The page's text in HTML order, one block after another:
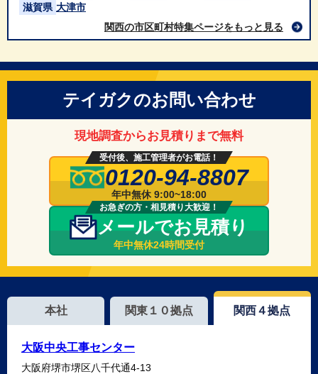
滋賀県 大津市
関西の市区町村特集ページをもっと見る
テイガクのお問い合わせ
現地調査からお見積りまで無料
受付後、施工管理者がお電話！
0120-94-8807
年中無休 9:00~18:00
お急ぎの方・相見積り大歓迎！
メールでお見積り
年中無休24時間受付
本社 関東１０拠点 関西４拠点
大阪中央工事センター
大阪府堺市堺区八千代通4-13